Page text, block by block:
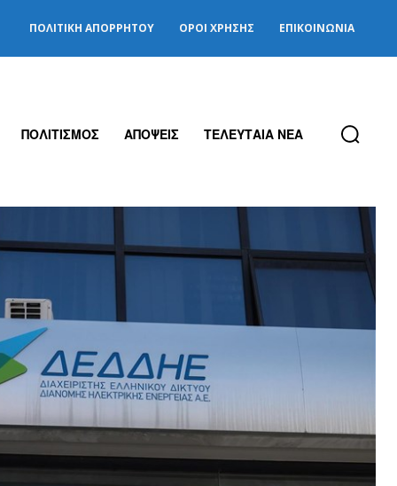
ΠΟΛΙΤΙΚΉ ΑΠΟΡΡΉΤΟΥ ΌΡΟΙ ΧΡΉΣΗΣ ΕΠΙΚΟΙΝΩΝΊΑ
ΠΟΛΙΤΙΣΜΟΣ ΑΠΟΨΕΙΣ ΤΕΛΕΥΤΑΙΑ ΝΕΑ